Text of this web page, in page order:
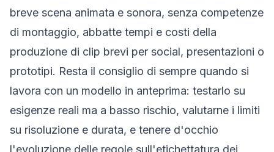
breve scena animata e sonora, senza competenze
di montaggio, abbatte tempi e costi della
produzione di clip brevi per social, presentazioni o
prototipi. Resta il consiglio di sempre quando si
lavora con un modello in anteprima: testarlo su
esigenze reali ma a basso rischio, valutarne i limiti
su risoluzione e durata, e tenere d'occhio
l'evoluzione delle regole sull'etichettatura dei